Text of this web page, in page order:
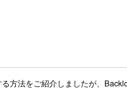
法をご紹介しましたが、